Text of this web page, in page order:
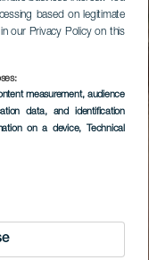
based on legitimate
our Privacy Policy on this
measurement, audience
data, and identification
on a device, Technical